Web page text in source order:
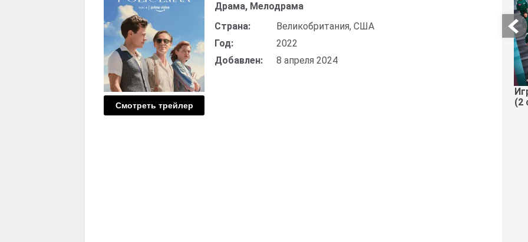
Смотреть трейлер
Драма, Мелодрама
Страна:
Великобритания, США
Год:
2022
Добавлен:
8 апреля 2024
(2